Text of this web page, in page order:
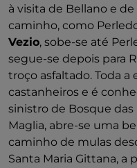
à visita de Bellano e
caminho, como
Vezio, sobe-se até
segue-se depois para
troço asfaltado. Toda
castanheiros e é
sinistro de Bosque das
Maglia, abre-se uma
caminho de mulas
Santa Maria Gittana, a